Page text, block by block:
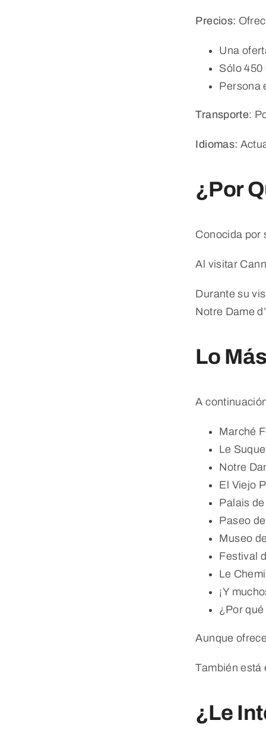
Precios:
Una
Sólo 450
Persona
Transporte:
Idiomas:
¿Por
Conocida por
Al visitar
Durante su
Notre Dame
Lo
A
Marché
Le
Notre
El Viejo
Palais
Paseo
Museo
Festival
Le
¡Y
¿Por
Aunque
También está
¿Le